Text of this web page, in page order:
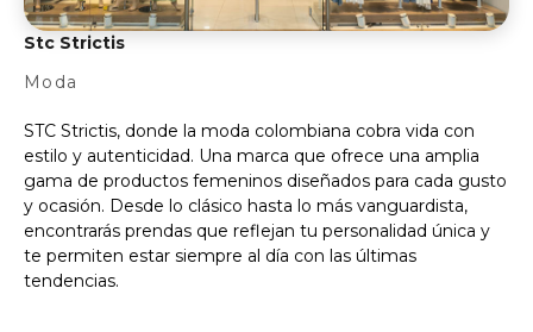
Stc Strictis
Moda
STC Strictis, donde la moda colombiana cobra vida con
estilo y autenticidad. Una marca que ofrece una amplia
gama de productos femeninos diseñados para cada gusto
y ocasión. Desde lo clásico hasta lo más vanguardista,
encontrarás prendas que reflejan tu personalidad única y
te permiten estar siempre al día con las últimas
tendencias.